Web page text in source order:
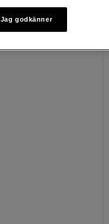
Se fler tillbehör
Jag godkänner